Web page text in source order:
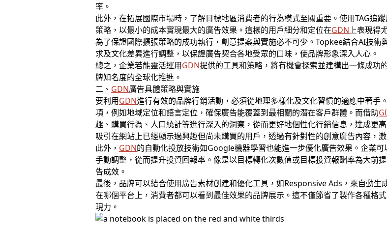
率。
此外，在拓展國際市場時，了解目標地區消費者的行為模式至關重要。使用TAG追
策略，以最小的成本實現最大的廣告效果。這樣的用戶細分和定位在GDN上表現得
為了保證國際擴張策略的成功執行，創意提案與實施必不可少。Topkee結合AI技
求及文化差異進行調整，以保證廣告契合各地受眾的口味，使品牌形象深入人心。
總之，企業若能靈活運用GDN提供的工具和策略，將有機會探索並建構出一條成功
牌知名度的全球化推進。
二、 GDN廣告具體策略與實施
要利用GDN進行有效的品牌行銷活動，必須從地理多樣化及文化習慣的適應中著
項，例如地域定位和語言定位，確保廣告能覆蓋到最相關的潛在客戶群體。而借助
趣、購買行為、人口統計等進行深入的洞察，從而更好地個性化行銷信息，達成更
吸引在網站上已經顯示過興趣但尚未購買的用戶，透過有針對性的創意廣告內容，
此外， GDN的自動化投放技術如Google機器學習也能進一步優化廣告效果。企業
手動調整，從而提升投資回報率。像是以目標轉化次數值或目標投資報酬率為大前
告成效。
最後，品牌可以結合使用廣告素材創建和優化工具，如Responsive Ads，來自動生
在哪個平台上，消費者都可以看到最佳效果的品牌展示。這不僅節省了製作各種格
現力。